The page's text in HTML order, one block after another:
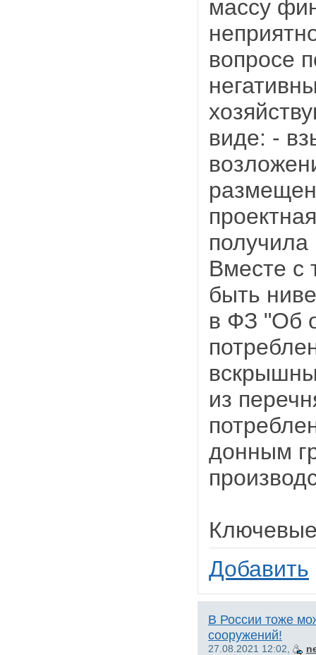
массу
вопросе
виде: -
Вместе с
быть
в ФЗ "Об
из
донным
Добавить
В России тоже
сооружений!
27.08.2021 12:02,